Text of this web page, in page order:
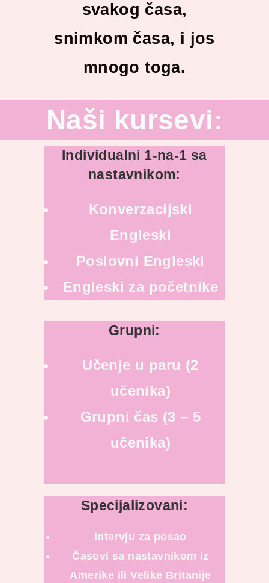
svakog časa,
snimkom časa, i jos
mnogo toga.
Naši kursevi:
Individualni 1-na-1 sa
nastavnikom:
Konverzacijski
Engleski
Poslovni Engleski
Engleski za početnike
Grupni:
Učenje u paru (2
učenika)
Grupni čas (3 – 5
učenika)
Specijalizovani:
Intervju za posao
Časovi sa nastavnikom iz
Amerike ili Velike Britanije